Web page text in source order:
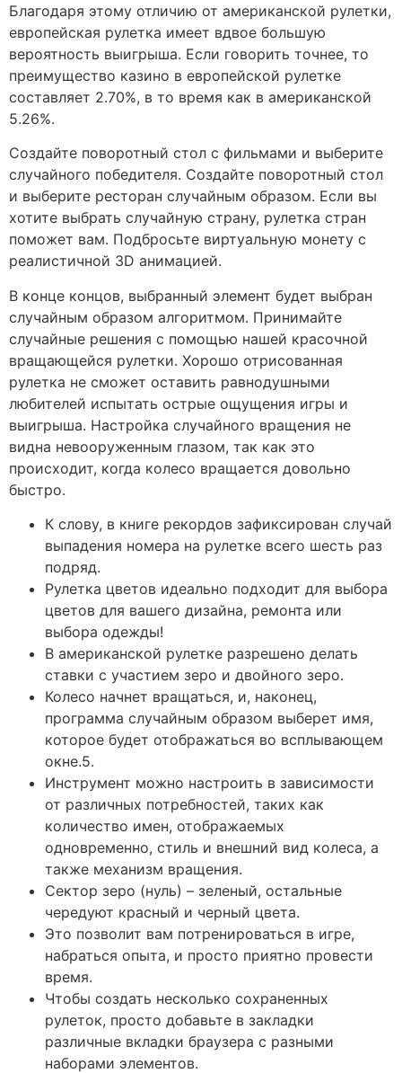
Благодаря этому отличию от американской рулетки,
европейская рулетка имеет вдвое большую
вероятность выигрыша. Если говорить точнее, то
преимущество казино в европейской рулетке
составляет 2.70%, в то время как в американской
5.26%.
Создайте поворотный стол с фильмами и выберите
случайного победителя. Создайте поворотный стол
и выберите ресторан случайным образом. Если вы
хотите выбрать случайную страну, рулетка стран
поможет вам. Подбросьте виртуальную монету с
реалистичной 3D анимацией.
В конце концов, выбранный элемент будет выбран
случайным образом алгоритмом. Принимайте
случайные решения с помощью нашей красочной
вращающейся рулетки. Хорошо отрисованная
рулетка не сможет оставить равнодушными
любителей испытать острые ощущения игры и
выигрыша. Настройка случайного вращения не
видна невооруженным глазом, так как это
происходит, когда колесо вращается довольно
быстро.
К слову, в книге рекордов зафиксирован случай
выпадения номера на рулетке всего шесть раз
подряд.
Рулетка цветов идеально подходит для выбора
цветов для вашего дизайна, ремонта или
выбора одежды!
В американской рулетке разрешено делать
ставки с участием зеро и двойного зеро.
Колесо начнет вращаться, и, наконец,
программа случайным образом выберет имя,
которое будет отображаться во всплывающем
окне.5.
Инструмент можно настроить в зависимости
от различных потребностей, таких как
количество имен, отображаемых
одновременно, стиль и внешний вид колеса, а
также механизм вращения.
Сектор зеро (нуль) – зеленый, остальные
чередуют красный и черный цвета.
Это позволит вам потренироваться в игре,
набраться опыта, и просто приятно провести
время.
Чтобы создать несколько сохраненных
рулеток, просто добавьте в закладки
различные вкладки браузера с разными
наборами элементов.